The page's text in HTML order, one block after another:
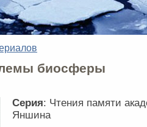
биосферы
Серия: Чтения памяти
Яншина